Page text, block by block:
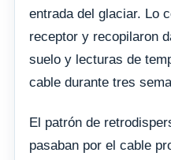
entrada del glaciar. Lo
receptor y recopilaron
suelo y lecturas de
cable durante tres
El patrón de
pasaban por el cable